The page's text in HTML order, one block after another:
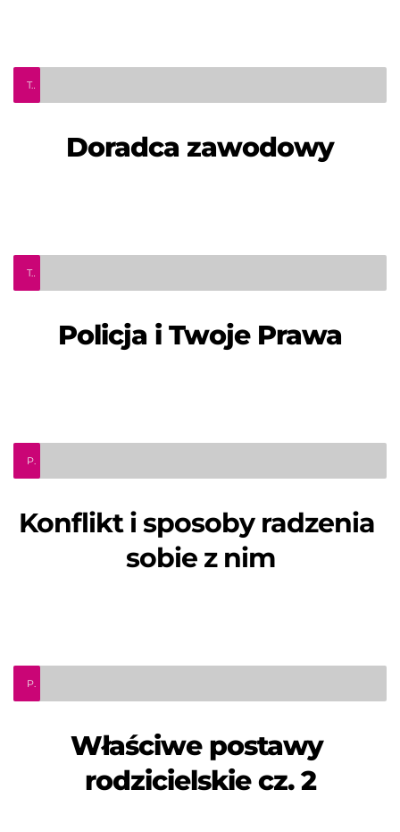
Teleinfo Pro Civium - doradca zawodowy
Doradca zawodowy
Teleinfo Pro Civium - Policja i Twoje prawa
Policja i Twoje Prawa
Prawo do Porady. "Konflikt i sposoby radzenia sobie z nim"
Konflikt i sposoby radzenia
sobie z nim
Podcast psychologiczny. Odcinek 9 - "Radzenie sobie dziecka z pozbawieniem wolności rodzica"
Właściwe postawy
rodzicielskie cz. 2